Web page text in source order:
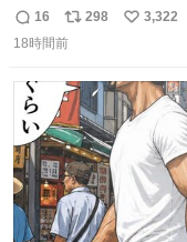
ろいな
返
信
16
リ
ポ
ト
数
298
い
数
3,322
18時間前